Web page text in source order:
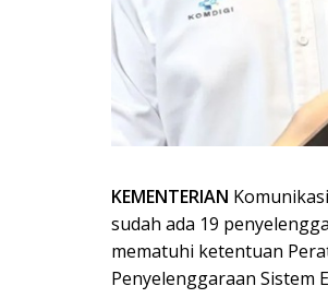
KEMENTERIAN
sudah ada 19
mematuhi ketentuan
Penyelenggaraan Sistem